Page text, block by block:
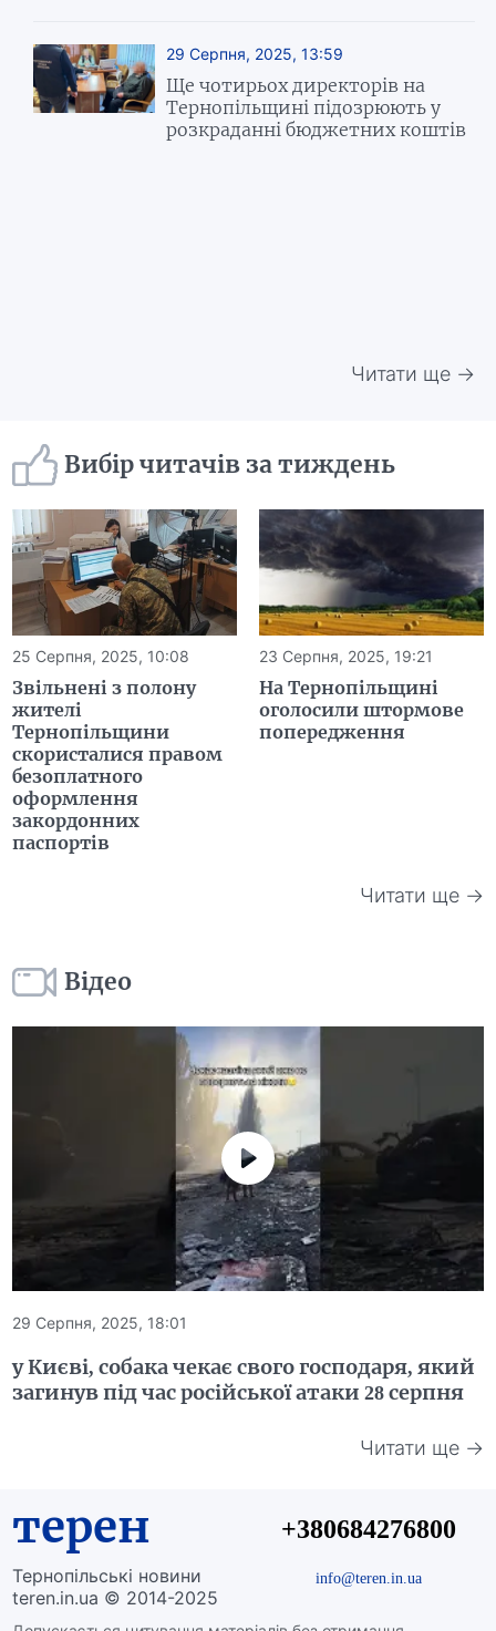
29 Серпня, 2025, 13:59
Ще чотирьох директорів на
Тернопільщині підозрюють у
розкраданні бюджетних коштів
Читати ще →
Вибір читачів за тиждень
25 Серпня, 2025, 10:08
Звільнені з полону
жителі
Тернопільщини
скористалися правом
безоплатного
оформлення
закордонних
паспортів
23 Серпня, 2025, 19:21
На Тернопільщині
оголосили штормове
попередження
Читати ще →
Відео
29 Серпня, 2025, 18:01
у Києві, собака чекає свого господаря, який
загинув під час російської атаки 28 серпня
Читати ще →
терен
Тернопільські новини
teren.in.ua © 2014-2025
+380684276800
info@teren.in.ua